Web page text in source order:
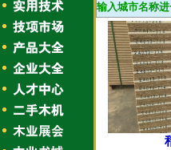
输入城市名称进